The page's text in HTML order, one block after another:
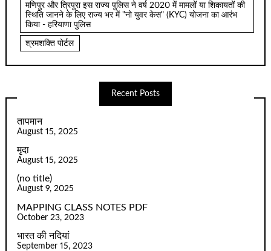
मणिपुर और त्रिपुरा इस राज्य पुलिस ने वर्ष 2020 में मामलों या शिकायतों की
स्थिति जानने के लिए राज्य भर में "नो युवर केस" (KYC) योजना का आरंभ
किया - हरियाणा पुलिस
श्रमशक्ति पोर्टल
Recent Posts
तापमान
August 15, 2025
मृदा
August 15, 2025
(no title)
August 9, 2025
MAPPING CLASS NOTES PDF
October 23, 2023
भारत की नदियां
September 15, 2023